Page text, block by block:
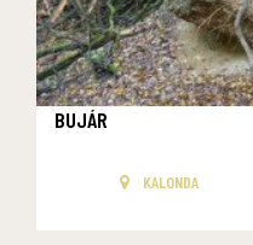
BUJÁR
KALONDA